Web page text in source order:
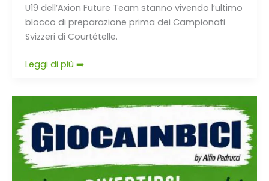
U19 dell’Axion Future Team stanno vivendo l’ultimo
blocco di preparazione prima dei Campionati
Svizzeri di Courtételle.
Leggi di più ➡️
2026:
pomeriggio
in
bici
per